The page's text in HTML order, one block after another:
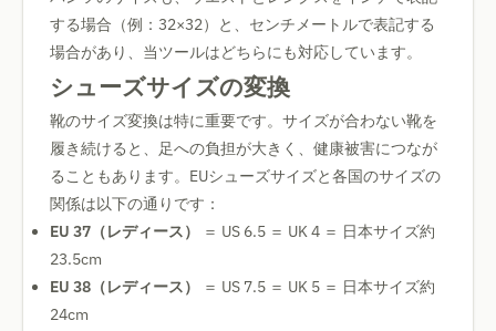
する場合（例：32×32）と、センチメートルで表記する
場合があり、当ツールはどちらにも対応しています。
シューズサイズの変換
靴のサイズ変換は特に重要です。サイズが合わない靴を
履き続けると、足への負担が大きく、健康被害につなが
ることもあります。EUシューズサイズと各国のサイズの
関係は以下の通りです：
EU 37（レディース）
＝ US 6.5 ＝ UK 4 ＝ 日本サイズ約
23.5cm
EU 38（レディース）
＝ US 7.5 ＝ UK 5 ＝ 日本サイズ約
24cm